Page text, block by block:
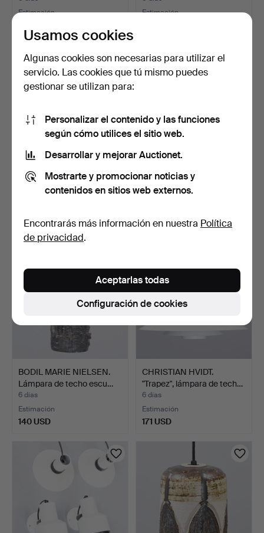
Estimación
Estimación
Par de lámparas de techo
de cerámica esmal…
171 USD
Aplique lacado en negro.
Dinamarca, años 6…
7 días
124 USD
BODIL MARIE NIELSEN.
Lámpara de techo escu…
6 días
Estimación
140 USD
CHRISTIAN HVIDT.
"Trapez", lámpara de tech…
6 días
Estimación
171 USD
Usamos cookies
Algunas cookies son necesarias para utilizar el
servicio. Las cookies que tú mismo puedes
gestionar se utilizan para:
Personalizar el contenido y las funciones
según cómo utilices el sitio web.
Desarrollar y mejorar Auctionet.
Mostrarte y promocionar noticias y
contenidos en sitios web externos.
Encontrarás más información en nuestra Política
de privacidad.
Configuración de cookies
Aceptarlas todas